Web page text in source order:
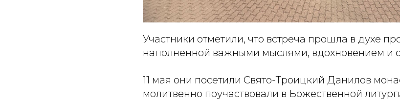
Участники отметили, что встреча прошла в духе
наполненной важными мыслями, вдохновением и
11 мая они посетили Свято-Троицкий Данилов
молитвенно поучаствовали в Божественной